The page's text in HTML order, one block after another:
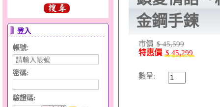
登入
帳號:
密碼:
驗證碼:
金鋼手鍊
市價 $ 45,599
特惠價 $ 45,299
數量: